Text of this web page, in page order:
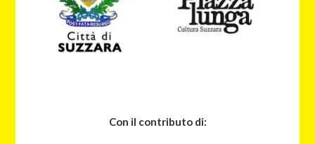
Con il contributo di: